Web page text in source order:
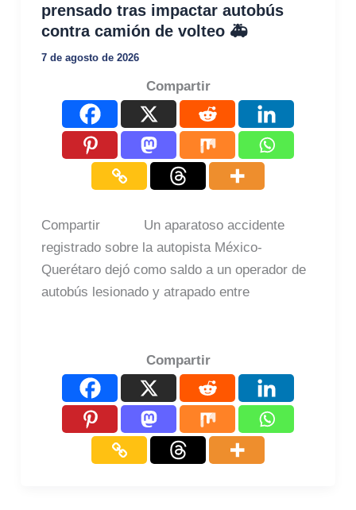
prensado tras impactar autobús
contra camión de volteo 🚑
7 de agosto de 2026
Compartir
Compartir Un aparatoso accidente
registrado sobre la autopista México-
Querétaro dejó como saldo a un operador de
autobús lesionado y atrapado entre
Compartir